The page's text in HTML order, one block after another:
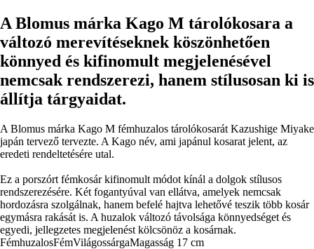
A Blomus márka Kago M tárolókosara a
változó merevítéseknek köszönhetően
könnyed és kifinomult megjelenésével
nemcsak rendszerezi, hanem stílusosan ki is
állítja tárgyaidat.
A Blomus márka Kago M fémhuzalos tárolókosarát Kazushige Miyake
japán tervező tervezte. A Kago név, ami japánul kosarat jelent, az
eredeti rendeltetésére utal.
Ez a porszórt fémkosár kifinomult módot kínál a dolgok stílusos
rendszerezésére. Két fogantyúval van ellátva, amelyek nemcsak
hordozásra szolgálnak, hanem befelé hajtva lehetővé teszik több kosár
egymásra rakását is. A huzalok változó távolsága könnyedséget és
egyedi, jellegzetes megjelenést kölcsönöz a kosárnak.
FémhuzalosFémVilágossárgaMagasság 17 cm